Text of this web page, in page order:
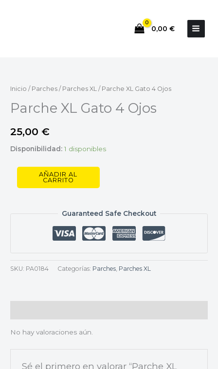
0,00 €
Inicio / Parches / Parches XL / Parche XL Gato 4 Ojos
Parche XL Gato 4 Ojos
25,00 €
Disponibilidad: 1 disponibles
Gato
Ojos
AÑADIR AL
CARRITO
Guaranteed Safe Checkout
SKU: PA0184 Categorías: Parches, Parches XL
No hay valoraciones aún.
Sé el primero en valorar “Parche XL